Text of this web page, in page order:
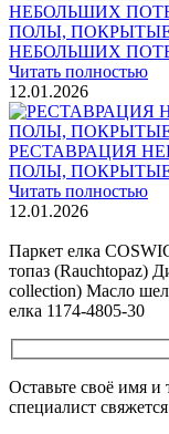
ПОЛЫ,
НЕБОЛЬШИХ
Читать полностью
12.01.2026
РЕСТАВРАЦИЯ
ПОЛЫ,
Читать полностью
12.01.2026
Паркет елка
топаз (Rauchtopaz)
collection) Масло
елка 1174-4805-30
Оставьте своё имя
специалист